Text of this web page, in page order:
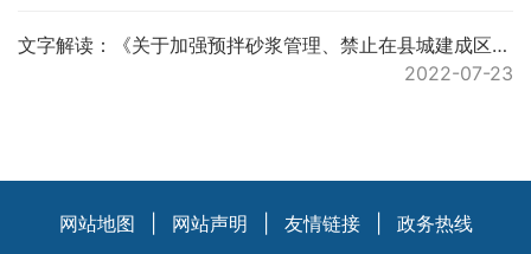
文字解读：《关于加强预拌砂浆管理、禁止在县城建成区等区域建设施工现场搅拌砂浆的通告》的解读
2022-07-23
网站地图 网站声明 友情链接 政务热线